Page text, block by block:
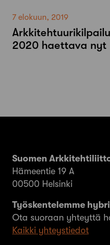
7 elokuun, 2019
2020 haettava nyt
Suomen
Hämeentie 19 A
00500 Helsinki
Työskentelemme
Ota suoraan yhteyttä
Kaikki yhteystiedot